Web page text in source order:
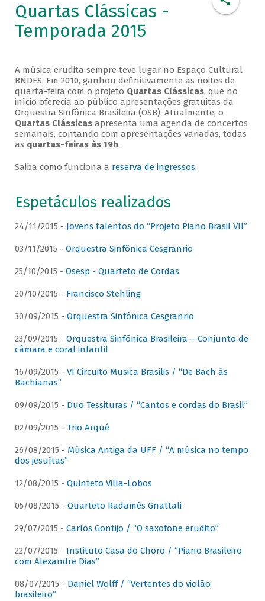
Quartas Clássicas -
Temporada 2015
A música erudita sempre teve lugar no Espaço Cultural
BNDES. Em 2010, ganhou definitivamente as noites de
quarta-feira com o projeto Quartas Clássicas, que no
início oferecia ao público apresentações gratuitas da
Orquestra Sinfônica Brasileira (OSB). Atualmente, o
Quartas Clássicasapresenta uma agenda de concertos
semanais, contando com apresentações variadas, todas
as quartas-feiras às 19h.
Saiba como funciona a reserva de ingressos.
Espetáculos realizados
24/11/2015 - Jovens talentos do “Projeto Piano Brasil VII”
03/11/2015 - Orquestra Sinfônica Cesgranrio
25/10/2015 - Osesp - Quarteto de Cordas
20/10/2015 - Francisco Stehling
30/09/2015 - Orquestra Sinfônica Cesgranrio
23/09/2015 - Orquestra Sinfônica Brasileira – Conjunto de
câmara e coral infantil
16/09/2015 - VI Circuito Musica Brasilis / “De Bach às
Bachianas”
09/09/2015 - Duo Tessituras / “Cantos e cordas do Brasil”
02/09/2015 - Trio Arqué
26/08/2015 - Música Antiga da UFF / “A música no tempo
dos jesuítas”
12/08/2015 - Quinteto Villa-Lobos
05/08/2015 - Quarteto Radamés Gnattali
29/07/2015 - Carlos Gontijo / “O saxofone erudito”
22/07/2015 - Instituto Casa do Choro / “Piano Brasileiro
com Alexandre Dias”
08/07/2015 - Daniel Wolff / “Vertentes do violão
brasileiro”